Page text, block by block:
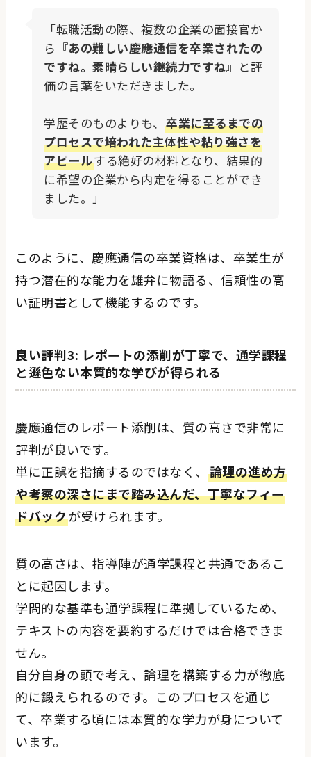
「転職活動の際、複数の企業の面接官か
ら 『あの難しい慶應通信を卒業されたの
ですね。素晴らしい継続力ですね』 と評
価の言葉をいただきました。
学歴そのものよりも、卒業に至るまでの
プロセスで培われた主体性や粘り強さを
アピールする絶好の材料となり、結果的
に希望の企業から内定を得ることができ
ました。」
このように、慶應通信の卒業資格は、卒業生が
持つ潜在的な能力を雄弁に物語る、信頼性の高
い証明書として機能するのです。
良い評判3: レポートの添削が丁寧で、通学課程
と遜色ない本質的な学びが得られる
慶應通信のレポート添削は、質の高さで非常に
評判が良いです。
単に正誤を指摘するのではなく、 論理の進め方
や考察の深さにまで踏み込んだ、丁寧なフィー
ドバックが受けられます。
質の高さは、指導陣が通学課程と共通であるこ
とに起因します。
学問的な基準も通学課程に準拠しているため、
テキストの内容を要約するだけでは合格できま
せん。
自分自身の頭で考え、論理を構築する力が徹底
的に鍛えられるのです。このプロセスを通じ
て、卒業する頃には本質的な学力が身について
います。